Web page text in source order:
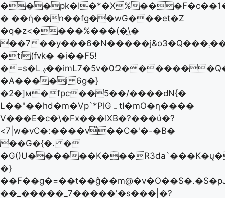
���pk�I�*�X%
� ��ή��n��fg��wG���et�Z
�q�z<����%���(�̫\�
��7��y���6�N�����j&o3�Q���܄��z�"���Ζ�E1�p�P�~y�3ۻ���i_��zM��^��w�Lk|
�ti(fvk� �i��F5!
�=s�Lۻ��imL7�5v�0Զ�������Q���x����/
�A����i 6g�}
�2�]м�fpc��5��/����ԁN{�
L��"��hd�m�Vp`*PlGہ tI�mO�ƞ����
V���E�c�\�Fx���IXB�?� ��ύ�?
<7|w�vC�:����v̽��C�'�-�B�
��G�{�. �
�G()U����
�}
��_�����_7�����'�s���|�?